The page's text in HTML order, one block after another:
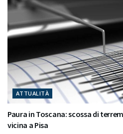
ATTUALITÀ
Paura in Toscana: scossa di
vicina a Pisa